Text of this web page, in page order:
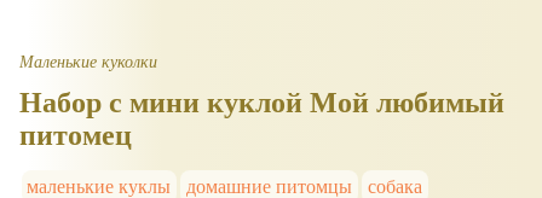
Маленькие куколки
Набор с мини куклой Мой любимый
питомец
маленькие куклы домашние питомцы
собака